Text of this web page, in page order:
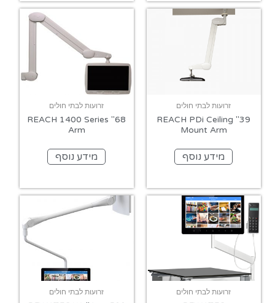
זרועות לבתי חולים
39" REACH PDi Ceiling
Mount Arm
מידע נוסף
זרועות לבתי חולים
68" REACH 1400 Series
Arm
מידע נוסף
זרועות לבתי חולים זרועות לבתי חולים